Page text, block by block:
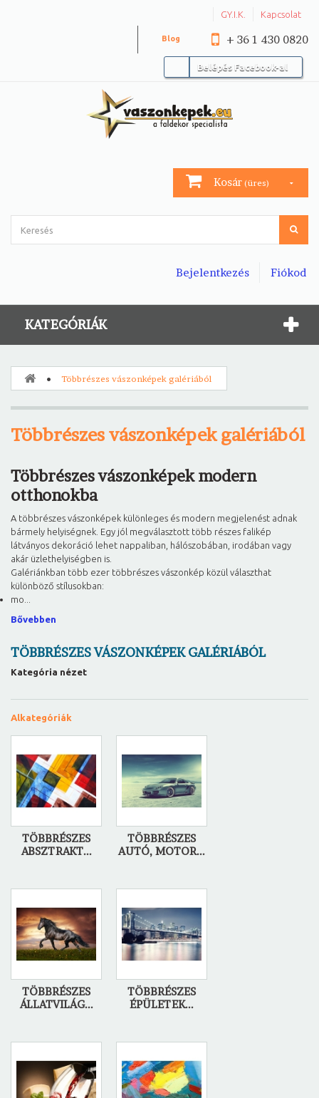
GY.I.K. Kapcsolat
+ 36 1 430 0820
Blog
Belépés Facebook-al
Kosár (üres)
Fiókod
Bejelentkezés
KATEGÓRIÁK
Többrészes vászonképek galériából
Többrészes vászonképek galériából
Többrészes vászonképek modern
otthonokba
A többrészes vászonképek különleges és modern megjelenést adnak
bármely helyiségnek. Egy jól megválasztott több részes falikép
látványos dekoráció lehet nappaliban, hálószobában, irodában vagy
akár üzlethelyiségben is.
Galériánkban több ezer többrészes vászonkép közül választhat
különböző stílusokban:
mo...
Bővebben
TÖBBRÉSZES VÁSZONKÉPEK GALÉRIÁBÓL
Kategória nézet
Alkategóriák
TÖBBRÉSZES
ABSZTRAKT...
TÖBBRÉSZES
AUTÓ, MOTOR...
TÖBBRÉSZES
ÁLLATVILÁG...
TÖBBRÉSZES
ÉPÜLETEK...